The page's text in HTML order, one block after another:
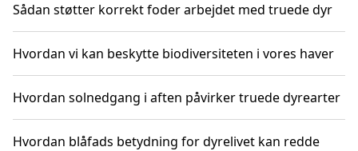
Sådan støtter korrekt foder arbejdet med truede dyr
Hvordan vi kan beskytte biodiversiteten i vores haver
Hvordan solnedgang i aften påvirker truede dyrearter
Hvordan blåfads betydning for dyrelivet kan redde